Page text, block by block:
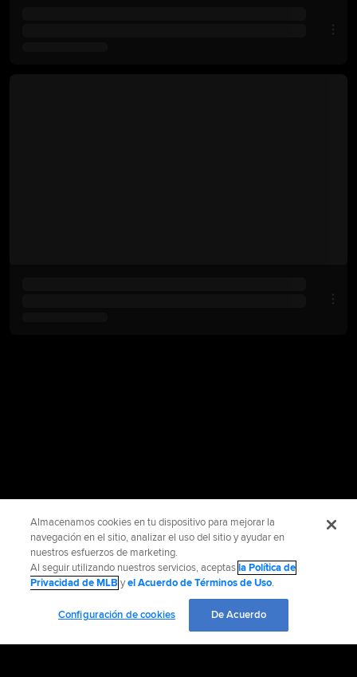
Almacenamos cookies en tu dispositivo para mejorar la
navegación en el sitio, analizar el uso del sitio y ayudar en
nuestros esfuerzos de marketing.
Al seguir utilizando nuestros servicios, aceptasla Política de
Privacidad de MLB yel Acuerdo de Términos de Uso.
Configuración de cookies De Acuerdo